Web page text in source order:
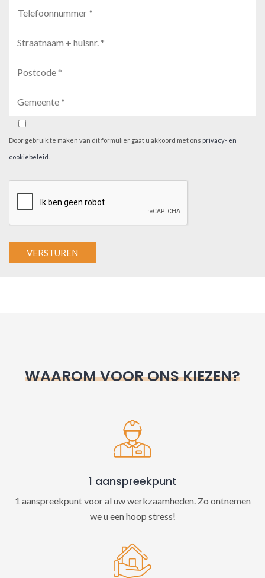
Door gebruik te maken van dit formulier gaat u akkoord met ons privacy- en
cookiebeleid
WAAROM VOOR ONS KIEZEN?
1 aanspreekpunt
1 aanspreekpunt voor al uw werkzaamheden. Zo ontnemen
we u een hoop stress!